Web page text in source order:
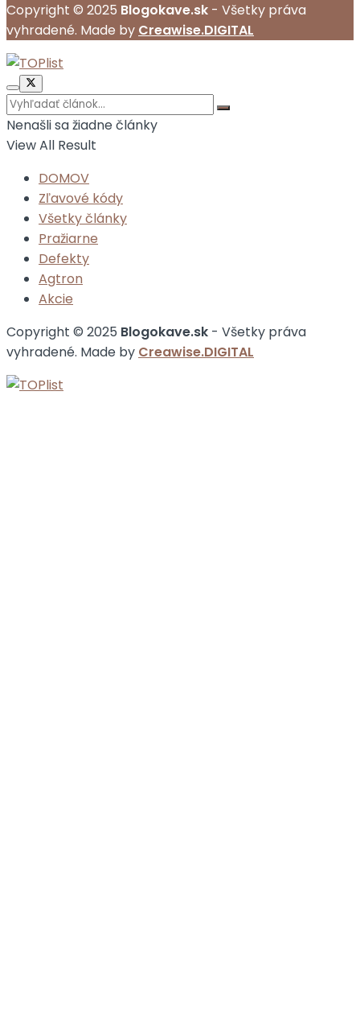
Copyright © 2025 Blogokave.sk - Všetky práva
vyhradené. Made by Creawise.DIGITAL
Nenašli sa žiadne články
View All Result
DOMOV
Zľavové kódy
Všetky články
Pražiarne
Defekty
Agtron
Akcie
Copyright © 2025 Blogokave.sk - Všetky práva
vyhradené. Made by Creawise.DIGITAL